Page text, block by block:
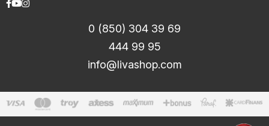
0 (850) 304 39 69
444 99 95
info@livashop.com